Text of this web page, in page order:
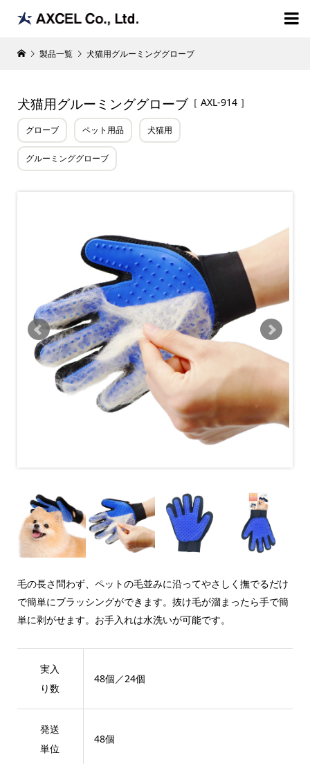

製品一覧 犬猫用グルーミンググローブ
犬猫用グルーミンググローブ［ AXL-914 ］
グローブ ペット用品 犬猫用
グルーミンググローブ
毛の長さ問わず、ペットの毛並みに沿ってやさしく撫でるだけ
で簡単にブラッシングができます。抜け毛が溜まったら手で簡
単に剥がせます。お手入れは水洗いが可能です。
実入
り数
48個／24個
発送
単位
48個